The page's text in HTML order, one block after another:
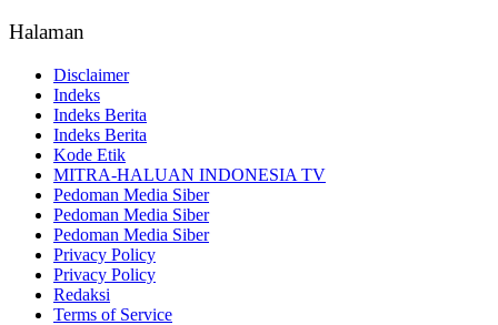
Halaman
Disclaimer
Indeks
Indeks Berita
Indeks Berita
Kode Etik
MITRA-HALUAN INDONESIA TV
Pedoman Media Siber
Pedoman Media Siber
Pedoman Media Siber
Privacy Policy
Privacy Policy
Redaksi
Terms of Service